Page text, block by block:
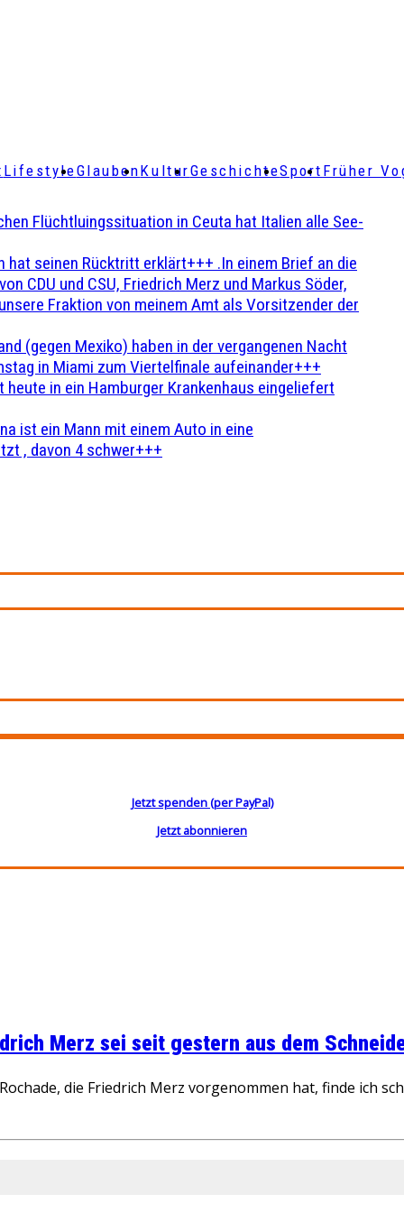
LifestyleGlaubenKulturGeschichteSport Früher
Flüchtluingssituation in Ceuta hat Italien alle See-
hat seinen Rücktritt erklärt+++ .In einem Brief an die
CDU und CSU, Friedrich Merz und Markus Söder,
Fraktion von meinem Amt als Vorsitzender der
(gegen Mexiko) haben in der vergangenen Nacht
in Miami zum Viertelfinale aufeinander+++
in ein Hamburger Krankenhaus eingeliefert
ist ein Mann mit einem Auto in eine
, davon 4 schwer+++
Jetzt spenden (per PayPal)
Jetzt abonnieren
Merz sei seit gestern aus dem
die Friedrich Merz vorgenommen hat, finde ich